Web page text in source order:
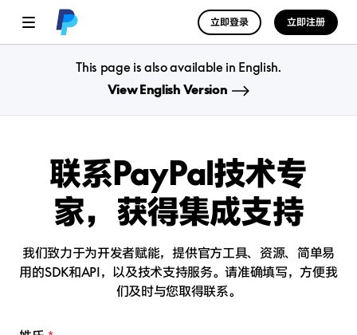
立即登录 立即注册
This page is also available in English.
View English Version
联系PayPal技术专
家， 获得集成支持
我们致力于为开发者赋能，提供官方工具、资源、简单易
用的SDK和API，以及技术支持服务。请准确填写，方便我
们及时与您取得联系。